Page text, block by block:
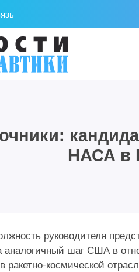
НАСА в
руководителя
аналогичный шаг США в
ракетно-космической